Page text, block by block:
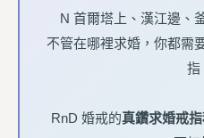
N 首爾塔上、漢江邊
不管在哪裡求婚，你都需
指
RnD 婚戒的真鑽求婚戒